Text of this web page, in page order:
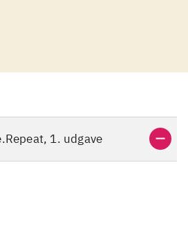
1. udgave